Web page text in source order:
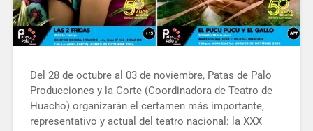
Del 28 de octubre al 03 de noviembre, Patas de Palo
Producciones y la Corte (Coordinadora de Teatro de
Huacho) organizarán el certamen más importante,
representativo y actual del teatro nacional: la XXX